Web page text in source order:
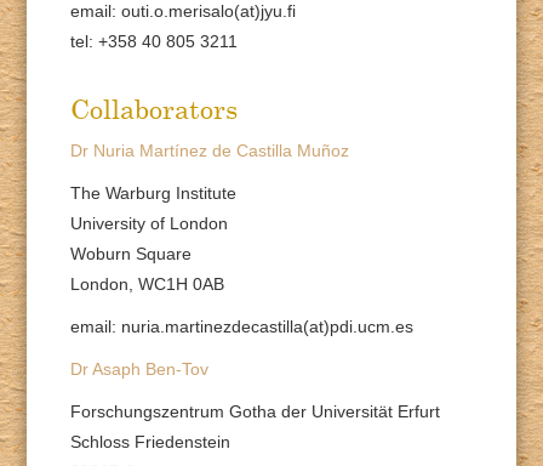
email: outi.o.merisalo(at)jyu.fi
tel: +358 40 805 3211
Collaborators
Dr Nuria Martínez de Castilla Muñoz
The Warburg Institute
University of London
Woburn Square
London, WC1H 0AB
email: nuria.martinezdecastilla(at)pdi.ucm.es
Dr Asaph Ben-Tov
Forschungszentrum Gotha der Universität Erfurt
Schloss Friedenstein